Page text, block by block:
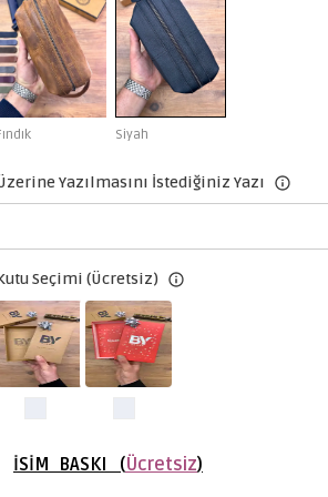
Siyah
Yazılmasını İstediğiniz Yazı
Seçimi (Ücretsiz)
İSİM BASKI (Ücretsiz)